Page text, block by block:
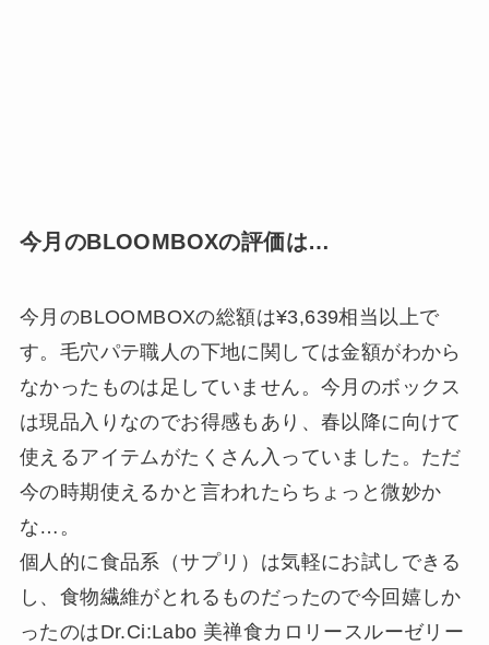
今月のBLOOMBOXの評価は…
今月のBLOOMBOXの総額は¥3,639相当以上で
す。毛穴パテ職人の下地に関しては金額がわから
なかったものは足していません。今月のボックス
は現品入りなのでお得感もあり、春以降に向けて
使えるアイテムがたくさん入っていました。ただ
今の時期使えるかと言われたらちょっと微妙か
な…。
個人的に食品系（サプリ）は気軽にお試しできる
し、食物繊維がとれるものだったので今回嬉しか
ったのはDr.Ci:Labo 美禅食カロリースルーゼリー